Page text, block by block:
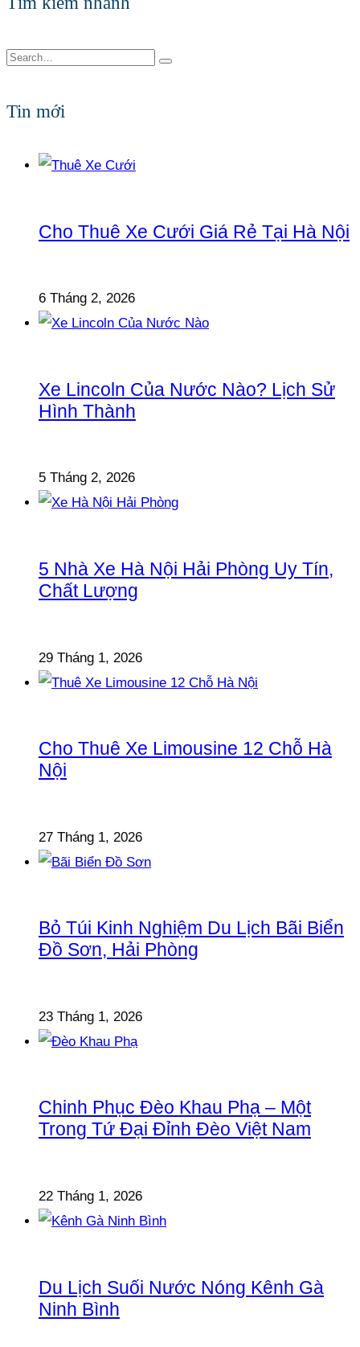
Tin mới
Cho Thuê Xe Cưới Giá Rẻ Tại Hà Nội
6 Tháng 2, 2026
Xe Lincoln Của Nước Nào? Lịch Sử
Hình Thành
5 Tháng 2, 2026
5 Nhà Xe Hà Nội Hải Phòng Uy Tín,
Chất Lượng
29 Tháng 1, 2026
Cho Thuê Xe Limousine 12 Chỗ Hà
Nội
27 Tháng 1, 2026
Bỏ Túi Kinh Nghiệm Du Lịch Bãi Biển
Đồ Sơn, Hải Phòng
23 Tháng 1, 2026
Chinh Phục Đèo Khau Phạ – Một
Trong Tứ Đại Đỉnh Đèo Việt Nam
22 Tháng 1, 2026
Du Lịch Suối Nước Nóng Kênh Gà
Ninh Bình